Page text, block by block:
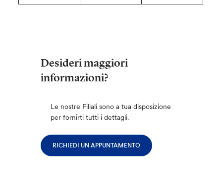
Desideri maggiori
informazioni?
Le nostre Filiali sono a tua disposizione
per fornirti tutti i dettagli.
RICHIEDI UN APPUNTAMENTO